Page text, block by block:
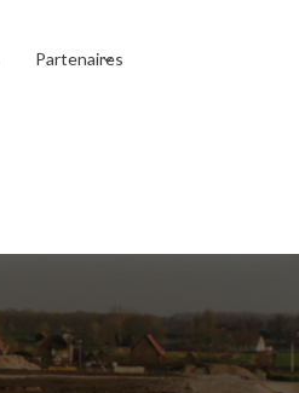
Partenaires